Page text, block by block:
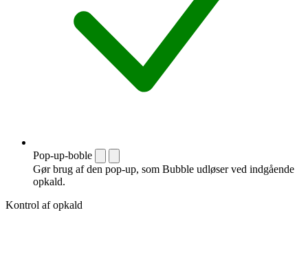
Pop-up-boble
Gør brug af den pop-up, som Bubble udløser ved indgående
opkald.
Kontrol af opkald